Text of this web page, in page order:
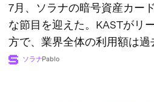
7月、ソラナの暗号資産カー
な節目を迎えた。KASTがリ
方で、業界全体の利用額は過
ルに達した。
ソラナPablo